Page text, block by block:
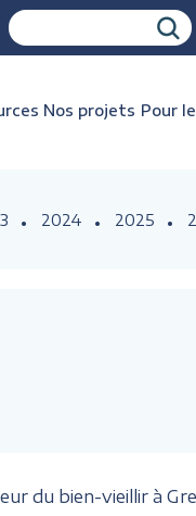
Nos projets Pour
2024 2025
du bien-vieillir à